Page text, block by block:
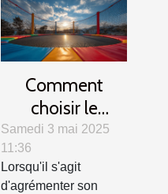
Comment
choisir le
trampoline idéal
pour votre jardin
?
Samedi 3 mai 2025
11:36
Lorsqu'il s'agit
d'agrémenter son